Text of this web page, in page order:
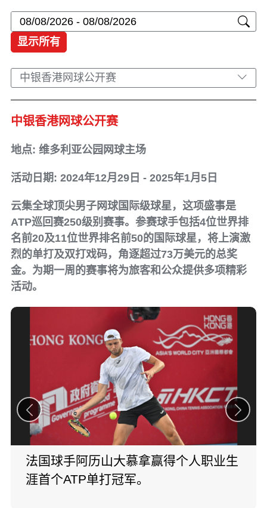
显示所有
中银香港网球公开赛
中银香港网球公开赛
地点: 维多利亚公园网球主场
活动日期: 2024年12月29日 - 2025年1月5日
云集全球顶尖男子网球国际级球星，这项盛事是
ATP巡回赛250级别赛事。参赛球手包括4位世界排
名前20及11位世界排名前50的国际球星，将上演激
烈的单打及双打戏码，角逐超过73万美元的总奖
金。为期一周的赛事将为旅客和公众提供多项精彩
活动。
法国球手阿历山大慕拿赢得个人职业生
涯首个ATP单打冠军。